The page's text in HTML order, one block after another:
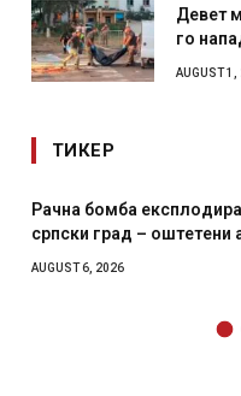
Девет
го
AUGUST
ТИКЕР
Рачна бомба
српски град – оштетени
AUGUST 6, 2026